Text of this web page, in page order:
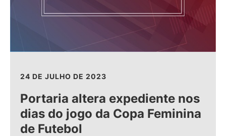
24 DE JULHO DE 2023
Portaria altera expediente nos
dias do jogo da Copa Feminina
de Futebol